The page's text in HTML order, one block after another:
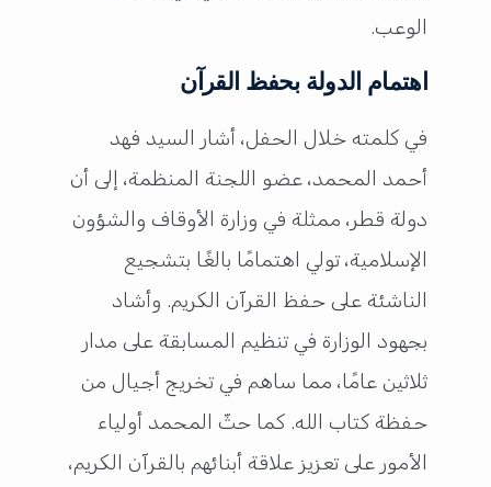
الوعب.
اهتمام الدولة بحفظ القرآن
في كلمته خلال الحفل، أشار السيد فهد
أحمد المحمد، عضو اللجنة المنظمة، إلى أن
دولة قطر، ممثلة في وزارة الأوقاف والشؤون
الإسلامية، تولي اهتمامًا بالغًا بتشجيع
الناشئة على حفظ القرآن الكريم. وأشاد
بجهود الوزارة في تنظيم المسابقة على مدار
ثلاثين عامًا، مما ساهم في تخريج أجيال من
حفظة كتاب الله. كما حثّ المحمد أولياء
الأمور على تعزيز علاقة أبنائهم بالقرآن الكريم،